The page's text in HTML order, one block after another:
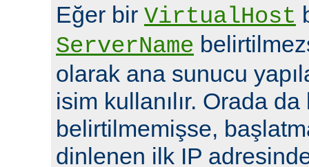
Eğer bir VirtualHost
ServerName
olarak ana sunucu
isim kullanılır. Orada
belirtilmemişse,
dinlenen ilk IP